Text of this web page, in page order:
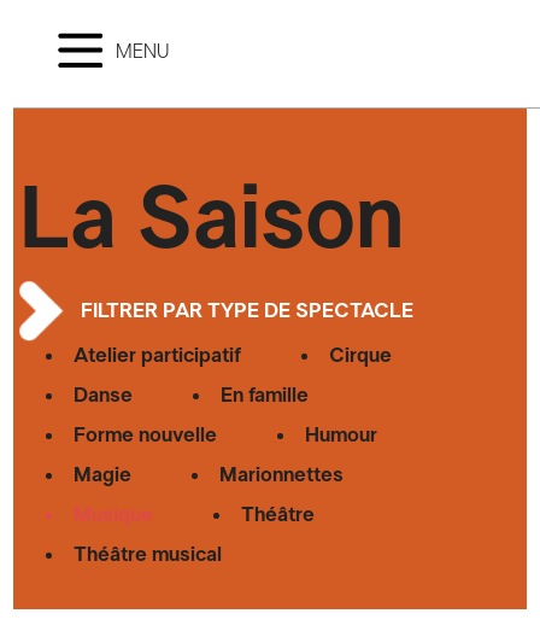
MENU
La Saison
FILTRER PAR TYPE DE SPECTACLE
Atelier participatif
Cirque
Danse
En famille
Forme nouvelle
Humour
Magie
Marionnettes
Musique
Théâtre
Théâtre musical